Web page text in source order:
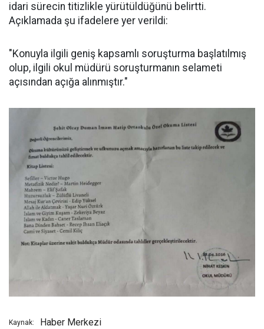
idari sürecin titizlikle yürütüldüğünü belirtti.
Açıklamada şu ifadelere yer verildi:
"Konuyla ilgili geniş kapsamlı soruşturma başlatılmış
olup, ilgili okul müdürü soruşturmanın selameti
açısından açığa alınmıştır."
Kaynak: Haber Merkezi